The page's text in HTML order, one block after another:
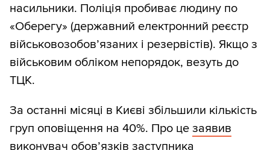
насильники. Поліція пробиває людину по
«Оберегу» (державний електронний реєстр
військовозобов’язаних і резервістів). Якщо з
військовим обліком непорядок, везуть до
ТЦК.
За останні місяці в Києві збільшили кількість
груп оповіщення на 40%. Про це заявив
виконувач обов’язків заступника